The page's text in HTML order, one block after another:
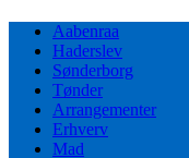
Aabenraa
Haderslev
Sønderborg
Tønder
Arrangementer
Erhverv
Mad